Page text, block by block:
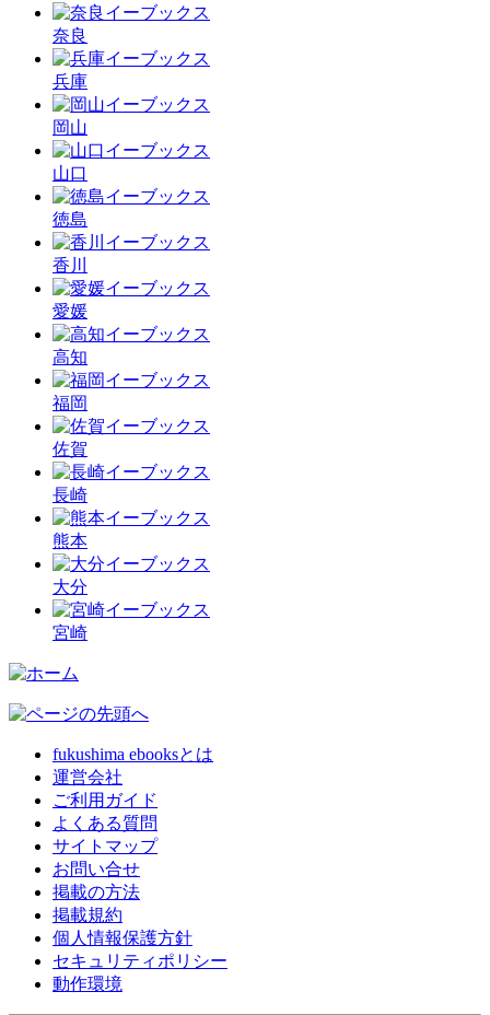
奈良
兵庫
岡山
山口
徳島
香川
愛媛
高知
福岡
佐賀
長崎
熊本
大分
宮崎
fukushima ebooksとは
運営会社
ご利用ガイド
よくある質問
サイトマップ
お問い合せ
掲載の方法
掲載規約
個人情報保護方針
セキュリティポリシー
動作環境